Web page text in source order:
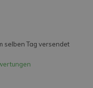
selben Tag versendet